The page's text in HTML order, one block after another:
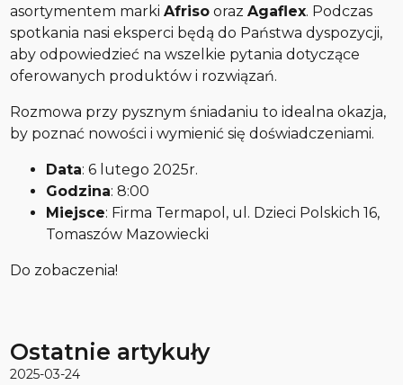
asortymentem markiAfriso orazAgaflex. Podczas
spotkania nasi eksperci będą do Państwa dyspozycji,
aby odpowiedzieć na wszelkie pytania dotyczące
oferowanych produktów i rozwiązań.
Rozmowa przy pysznym śniadaniu to idealna okazja,
by poznać nowości i wymienić się doświadczeniami.
Data: 6 lutego 2025r.
Godzina: 8:00
Miejsce: Firma Termapol, ul. Dzieci Polskich 16,
Tomaszów Mazowiecki
Do zobaczenia!
Ostatnie artykuły
2025-03-24